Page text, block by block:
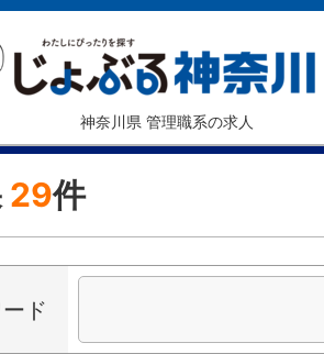
神奈川県 管理職系の求人
29件
ド